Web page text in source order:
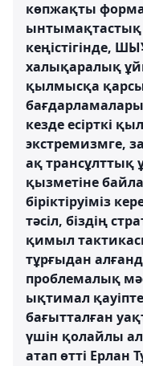
көпжақты
кеңістігінде,
халықаралық
қылмысқа қарсы
кезде есірткі
экстремизмге,
ақ
қызметіне
біріктіруіміз
тәсіл, біздің
қимыл
тұрғыдан
проблемалық
ықтимал
бағытталған
үшін қолайлы
атап өтті Ерлан